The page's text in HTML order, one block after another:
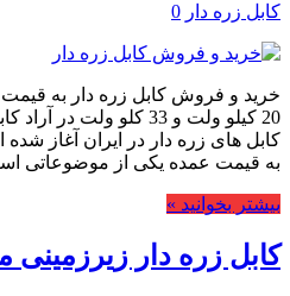
کابل زره دار 0
خرید و فروش کابل زره دار به
20 کیلو ولت و 33 کلو
کابل های زره دار در ایران آغاز
به قیمت عمده یکی از موضوعاتی
بیشتر بخوانید »
کابل زره دار